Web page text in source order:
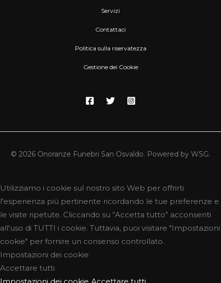
Servizi
Contattaci
Politica sulla riservatezza
Gestione dei Cookie
© 2026 Onoranze Funebri San Osvaldo. Powered by WSG.
Utilizziamo i cookie sul nostro sito Web per offrirti
l'esperienza più pertinente ricordando le tue preferenze e
le visite ripetute. Cliccando su “Accetta tutto” acconsenti
all'uso di TUTTI i cookie. Tuttavia, puoi visitare "Impostazioni
cookie" per fornire un consenso controllato.
Impostazioni dei cookie
Accettare tutti